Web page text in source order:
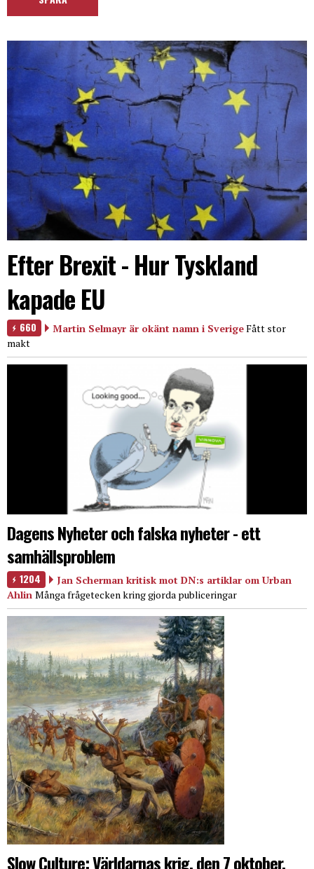
Efter Brexit - Hur Tyskland
kapade EU
660 Martin Selmayr är okänt namn i SverigeFått stor
makt
Dagens Nyheter och falska nyheter - ett
samhällsproblem
1204
Jan Scherman kritisk mot DN:s artiklar om Urban
Ahlin Många frågetecken kring gjorda publiceringar
Slow Culture: Världarnas krig, den 7 oktober,